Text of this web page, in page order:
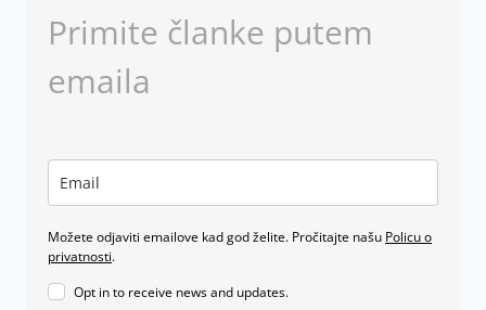
Primite članke putem
emaila
Možete odjaviti emailove kad god želite. Pročitajte našu Policu o
privatnosti.
Opt in to receive news and updates.